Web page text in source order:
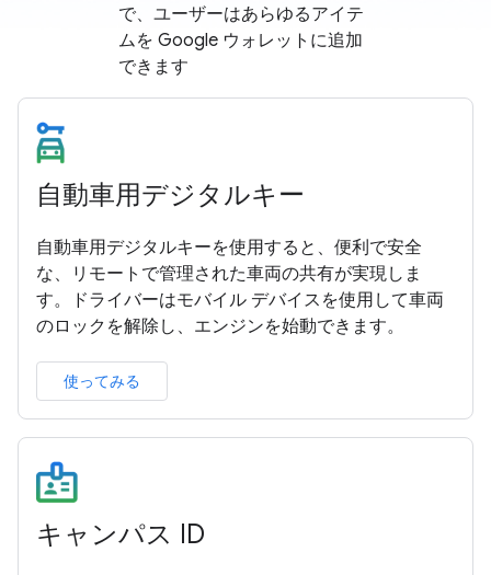
で、ユーザーはあらゆるアイテ
ムを Google ウォレットに追加
できます
自動車用デジタルキー
自動車用デジタルキーを使用すると、便利で安全
な、リモートで管理された車両の共有が実現しま
す。ドライバーはモバイル デバイスを使用して車両
のロックを解除し、エンジンを始動できます。
使ってみる
キャンパス ID